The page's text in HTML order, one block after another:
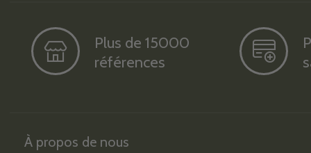
Plus de 15000
références
À propos de nous